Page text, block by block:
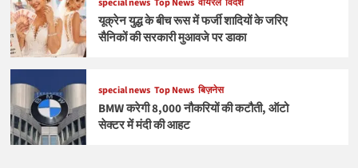
special news Top News वायरल विदेश
यूक्रेन युद्ध के बीच रूस में फर्जी शादियों के जरिए
सैनिकों की सरकारी मुआवजे पर डाका
special news Top News बिज़नेस
BMW करेगी 8,000 नौकरियों की कटौती, ऑटो
सेक्टर में मंदी की आहट